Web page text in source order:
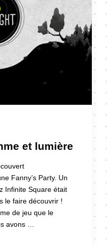
et lumière
Fanny’s Party. Un
Infinite Square était
le faire découvrir !
de jeu que le
avons …